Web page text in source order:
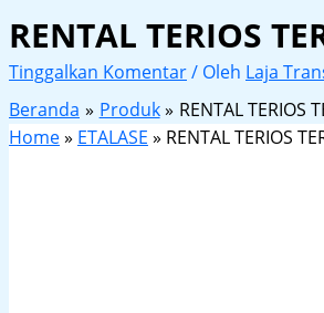
RENTAL TERIOS
Tinggalkan Komentar/ Oleh Laja
Beranda
Produk
RENTAL TERIOS
Home» ETALASE » RENTAL TERIOS